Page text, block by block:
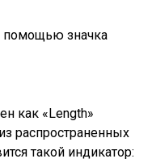
помощью значка
как «Length»
распространенных
такой индикатор: